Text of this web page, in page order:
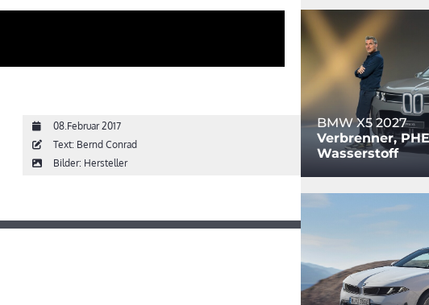
08.Februar 2017
Text: Bernd Conrad
Bilder: Hersteller
BMW X5 2027
Verbrenner,
Wasserstoff